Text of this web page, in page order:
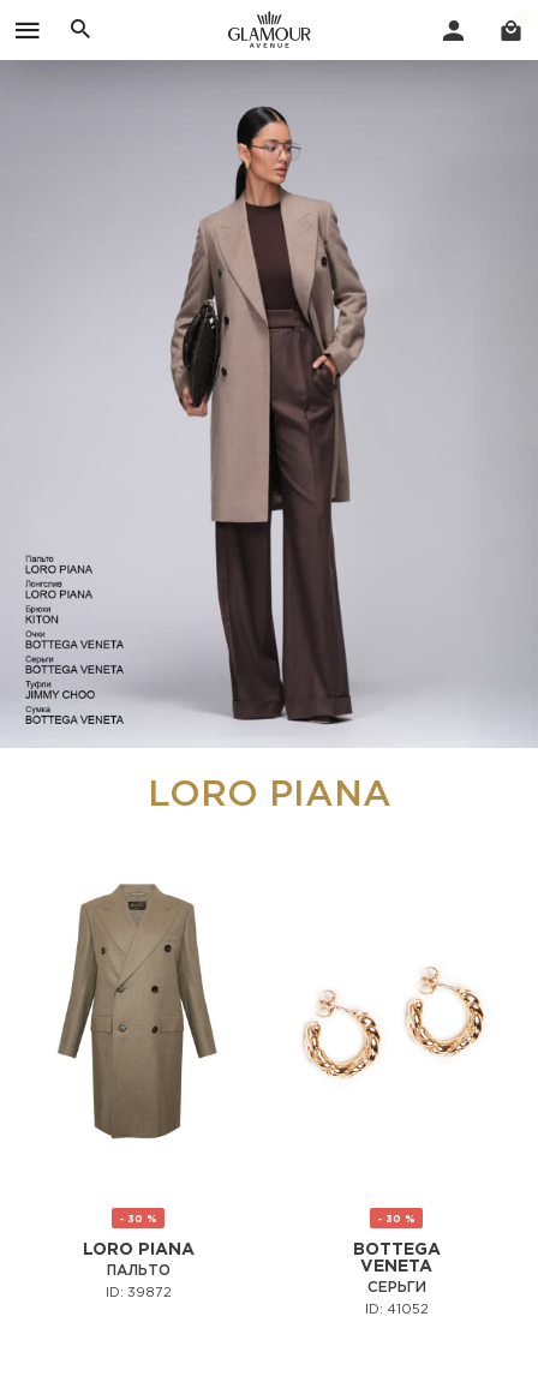
LORO PIANA
- 30 %
LORO PIANA
ПАЛЬТО
ID: 39872
- 30 %
BOTTEGA
VENETA
СЕРЬГИ
ID: 41052